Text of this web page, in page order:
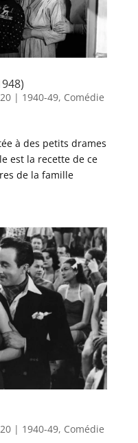
| 1940-49, Comédie
à des petits drames
est la recette de ce
de la famille
| 1940-49, Comédie